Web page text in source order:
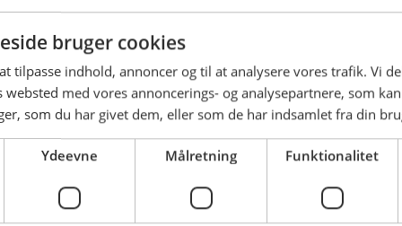
før du køber
bruger cookies
tilpasse indhold, annoncer og til at analysere vores trafik. Vi
med vores annoncerings- og analysepartnere, som
som du har givet dem, eller som de har indsamlet fra din
Ydeevne Målretning Funktionalitet